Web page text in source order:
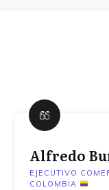
Alfredo
EJECUTIVO
COLOMBIA